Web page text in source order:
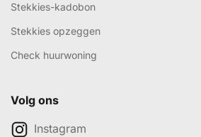
Stekkies-kadobon
Stekkies opzeggen
Check huurwoning
Volg ons
Instagram